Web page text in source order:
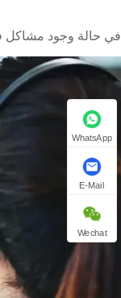
في حالة وجود مشاكل في الجودة، قم بالتنفيذ الصارم
WhatsApp
E-Mail
Wechat